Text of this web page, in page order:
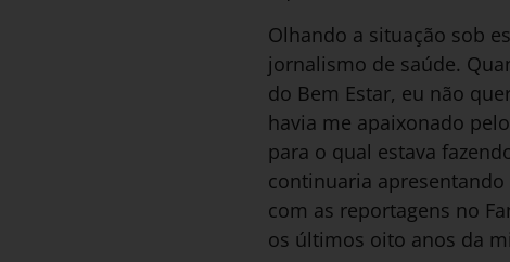
Olhando a situação sob
jornalismo de saúde.
do Bem Estar, eu não
havia me apaixonado
para o qual estava
continuaria
com as reportagens no
os últimos oito anos da